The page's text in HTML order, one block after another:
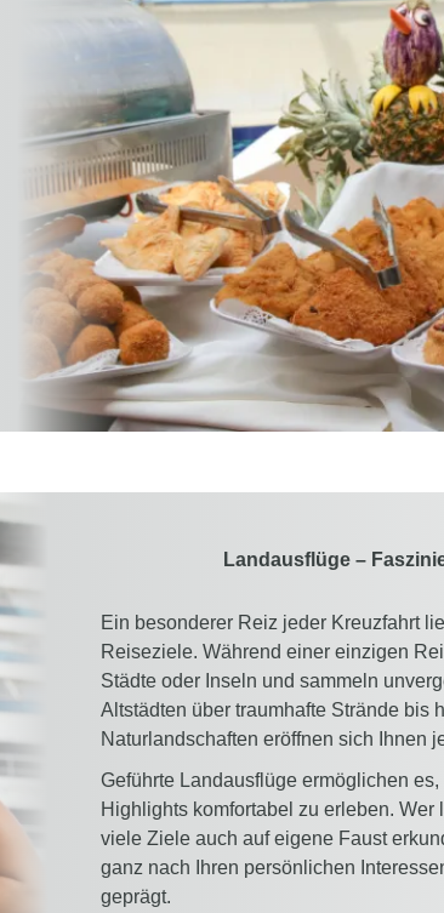
Landausflüge –
Ein besonderer Reiz jeder Kreuzfahrt
Reiseziele. Während einer einzigen
Städte oder Inseln und sammeln
Altstädten über traumhafte Strände bis
Naturlandschaften eröffnen sich Ihnen
Geführte Landausflüge ermöglichen
Highlights komfortabel zu erleben.
viele Ziele auch auf eigene Faust
ganz nach Ihren persönlichen
geprägt.